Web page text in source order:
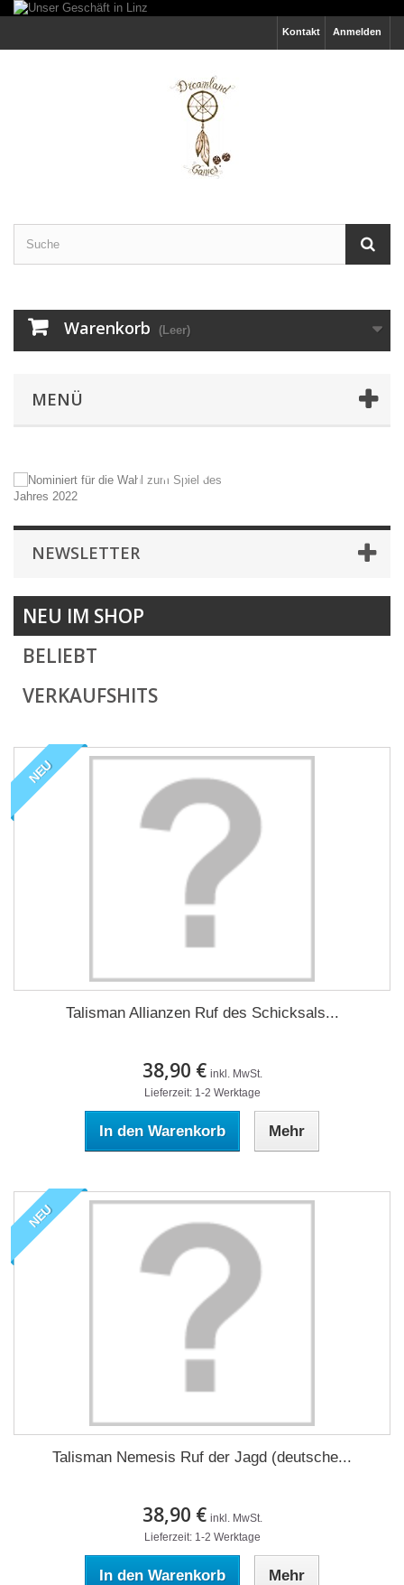
Anmelden
Kontakt
Warenkorb (Leer)
MENÜ
NEWSLETTER
NEU IM SHOP
BELIEBT
VERKAUFSHITS
NEU
Talisman Allianzen Ruf des Schicksals...
38,90 € inkl. MwSt.
Lieferzeit: 1-2 Werktage
In den Warenkorb Mehr
NEU
Talisman Nemesis Ruf der Jagd (deutsche...
38,90 € inkl. MwSt.
Lieferzeit: 1-2 Werktage
In den Warenkorb Mehr